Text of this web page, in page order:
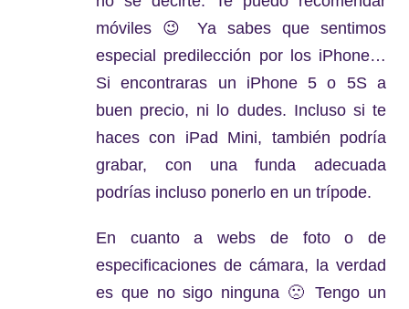
móviles 😉 Ya sabes que sentimos
especial predilección por los iPhone…
Si encontraras un iPhone 5 o 5S a
buen precio, ni lo dudes. Incluso si te
haces con iPad Mini, también podría
grabar, con una funda adecuada
podrías incluso ponerlo en un trípode.
En cuanto a webs de foto o de
especificaciones de cámara, la verdad
es que no sigo ninguna 🙁 Tengo un